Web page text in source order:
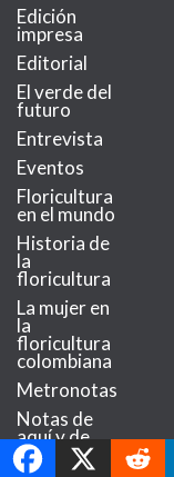
Edición
impresa
Editorial
El verde del
futuro
Entrevista
Eventos
Floricultura
en el mundo
Historia de
la
floricultura
La mujer en
la
floricultura
colombiana
Metronotas
Notas de
aquí y de
allá